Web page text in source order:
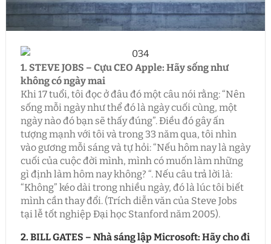
1. STEVE JOBS – Cựu CEO Apple: Hãy sống như
không có ngày mai
Khi 17 tuổi, tôi đọc ở đâu đó một câu nói rằng: “Nên
sống mỗi ngày như thể đó là ngày cuối cùng, một
ngày nào đó bạn sẽ thấy đúng”. Điều đó gây ấn
tượng mạnh với tôi và trong 33 năm qua, tôi nhìn
vào gương mỗi sáng và tự hỏi: “Nếu hôm nay là ngày
cuối của cuộc đời mình, mình có muốn làm những
gì định làm hôm nay không? “. Nếu câu trả lời là:
“Không” kéo dài trong nhiều ngày, đó là lúc tôi biết
mình cần thay đổi. (Trích diễn văn của Steve Jobs
tại lễ tốt nghiệp Đại học Stanford năm 2005).
2. BILL GATES – Nhà sáng lập Microsoft: Hãy cho đi